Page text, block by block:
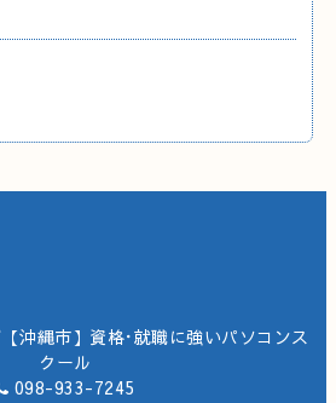
沖縄市】資格･就職に強いパソコンス
クール
098-933-7245